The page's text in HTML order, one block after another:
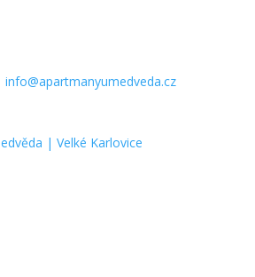
info@apartmanyumedveda.cz